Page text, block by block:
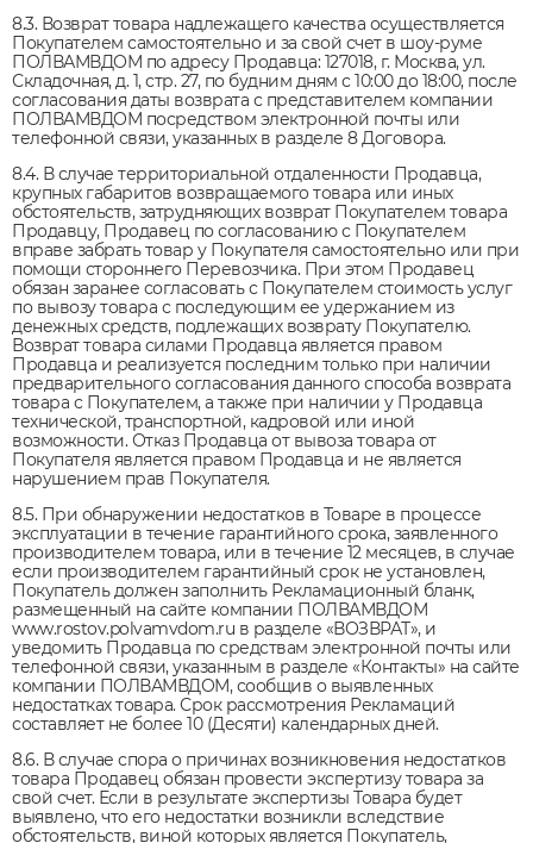
8.3. Возврат товара надлежащего качества осуществляется
Покупателем самостоятельно и за свой счет в шоу-руме
ПОЛВАМВДОМ по адресу Продавца: 127018, г. Москва, ул.
Складочная, д. 1, стр. 27, по будним дням с 10:00 до 18:00, после
согласования даты возврата с представителем компании
ПОЛВАМВДОМ посредством электронной почты или
телефонной связи, указанных в разделе 8 Договора.
8.4. В случае территориальной отдаленности Продавца,
крупных габаритов возвращаемого товара или иных
обстоятельств, затрудняющих возврат Покупателем товара
Продавцу, Продавец по согласованию с Покупателем
вправе забрать товар у Покупателя самостоятельно или при
помощи стороннего Перевозчика. При этом Продавец
обязан заранее согласовать с Покупателем стоимость услуг
по вывозу товара с последующим ее удержанием из
денежных средств, подлежащих возврату Покупателю.
Возврат товара силами Продавца является правом
Продавца и реализуется последним только при наличии
предварительного согласования данного способа возврата
товара с Покупателем, а также при наличии у Продавца
технической, транспортной, кадровой или иной
возможности. Отказ Продавца от вывоза товара от
Покупателя является правом Продавца и не является
нарушением прав Покупателя.
8.5. При обнаружении недостатков в Товаре в процессе
эксплуатации в течение гарантийного срока, заявленного
производителем товара, или в течение 12 месяцев, в случае
если производителем гарантийный срок не установлен,
Покупатель должен заполнить Рекламационный бланк,
размещенный на сайте компании ПОЛВАМВДОМ
www.rostov.polvamvdom.ru в разделе «ВОЗВРАТ», и
уведомить Продавца по средствам электронной почты или
телефонной связи, указанным в разделе «Контакты» на сайте
компании ПОЛВАМВДОМ, сообщив о выявленных
недостатках товара. Срок рассмотрения Рекламаций
составляет не более 10 (Десяти) календарных дней.
8.6. В случае спора о причинах возникновения недостатков
товара Продавец обязан провести экспертизу товара за
свой счет. Если в результате экспертизы Товара будет
выявлено, что его недостатки возникли вследствие
обстоятельств, виной которых является Покупатель,